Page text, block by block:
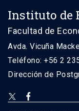
Instituto de
Facultad de
Avda. Vicuña
Teléfono: +56 2
Dirección de